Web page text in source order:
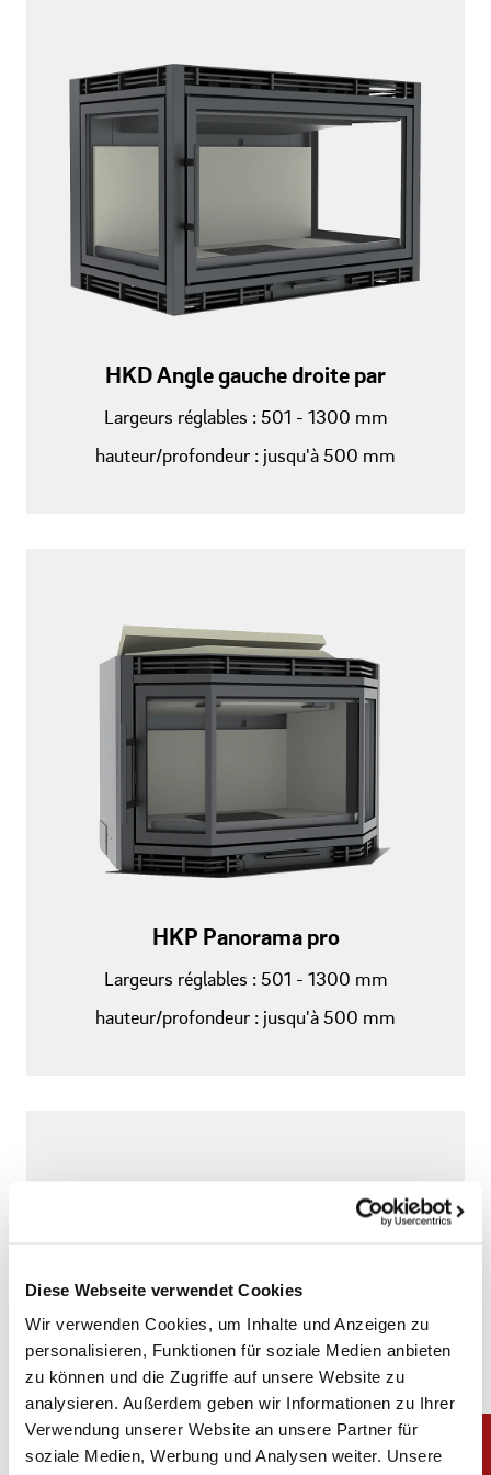
Diese Webseite verwendet Cookies
Wir verwenden Cookies, um Inhalte und Anzeigen zu
personalisieren, Funktionen für soziale Medien anbieten
zu können und die Zugriffe auf unsere Website zu
analysieren. Außerdem geben wir Informationen zu Ihrer
Verwendung unserer Website an unsere Partner für
soziale Medien, Werbung und Analysen weiter. Unsere
HKD Angle gauche droite par
Largeurs réglables : 501 - 1300 mm
hauteur/profondeur : jusqu'à 500 mm
HKP Panorama pro
Largeurs réglables : 501 - 1300 mm
hauteur/profondeur : jusqu'à 500 mm